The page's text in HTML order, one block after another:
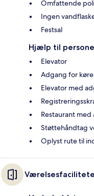
Omfattende
Ingen
Festsal
Hjælp til
Elevator
Adgang for
Elevator med
Restaurant
Støttehåndtag
Oplyst rute til